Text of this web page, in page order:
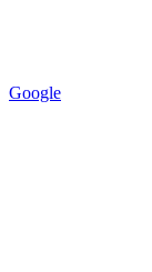
Google